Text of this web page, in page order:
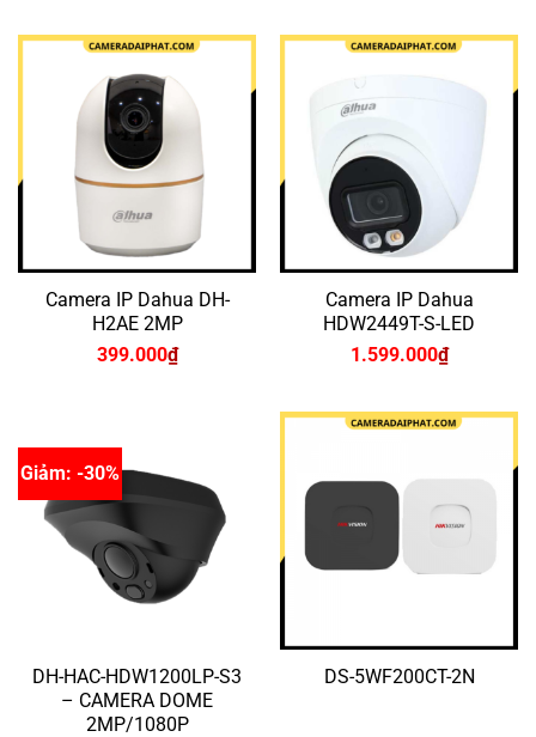
Camera IP Dahua DH-
H2AE 2MP
399.000₫
Camera IP Dahua
HDW2449T-S-LED
1.599.000₫
Giảm: -30%
DH-HAC-HDW1200LP-S3
– CAMERA DOME
2MP/1080P
DS-5WF200CT-2N